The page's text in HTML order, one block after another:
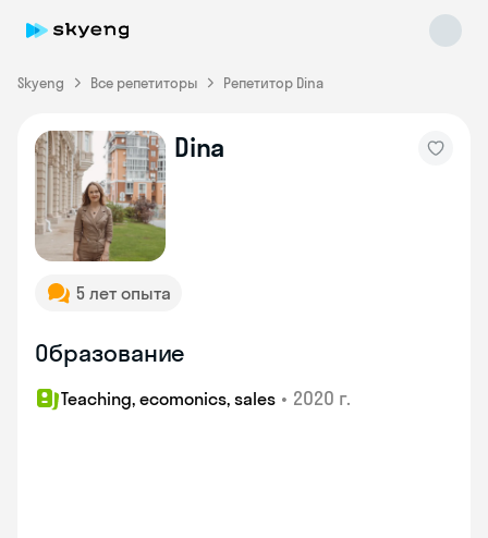
Skyeng Все репетиторы Репетитор Dina
Dina
5 лет опыта
Образование
Teaching, ecomonics, sales • 2020 г.
Skyeng Chat
online